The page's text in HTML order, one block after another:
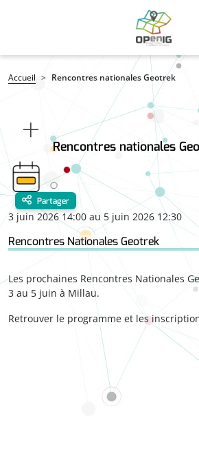
Fil d'Ariane
Accueil Rencontres nationales Geotrek
Rencontres nationales
Partager
3 juin 2026 14:00 au 5 juin 2026 12:30
Rencontres Nationales Geotrek
Les prochaines Rencontres Nationales
3 au 5 juin à Millau.
Retrouver le programme et les